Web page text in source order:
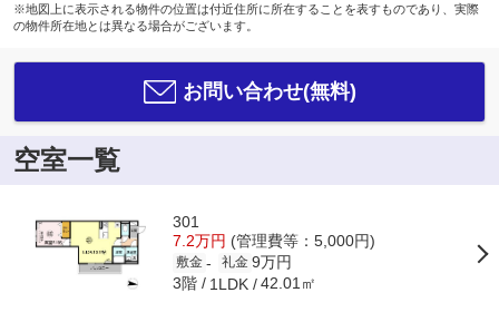
※地図上に表示される物件の位置は付近住所に所在することを表すものであり、実際
の物件所在地とは異なる場合がございます。
お問い合わせ(無料)
空室一覧
301
7.2万円 (管理費等：5,000円)
敷金 - 礼金 9万円
3階 1LDK 42.01㎡